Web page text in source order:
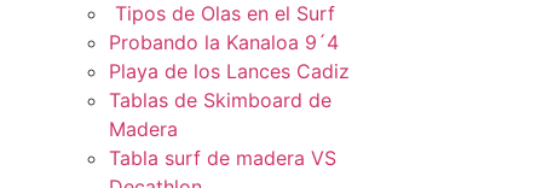
Tipos de Olas en el Surf
Probando la Kanaloa 9´4
Playa de los Lances Cadiz
Tablas de Skimboard de
Madera
Tabla surf de madera VS